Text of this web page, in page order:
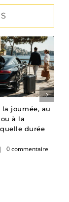
la journée, au
à la
durée
| 0 commentaire